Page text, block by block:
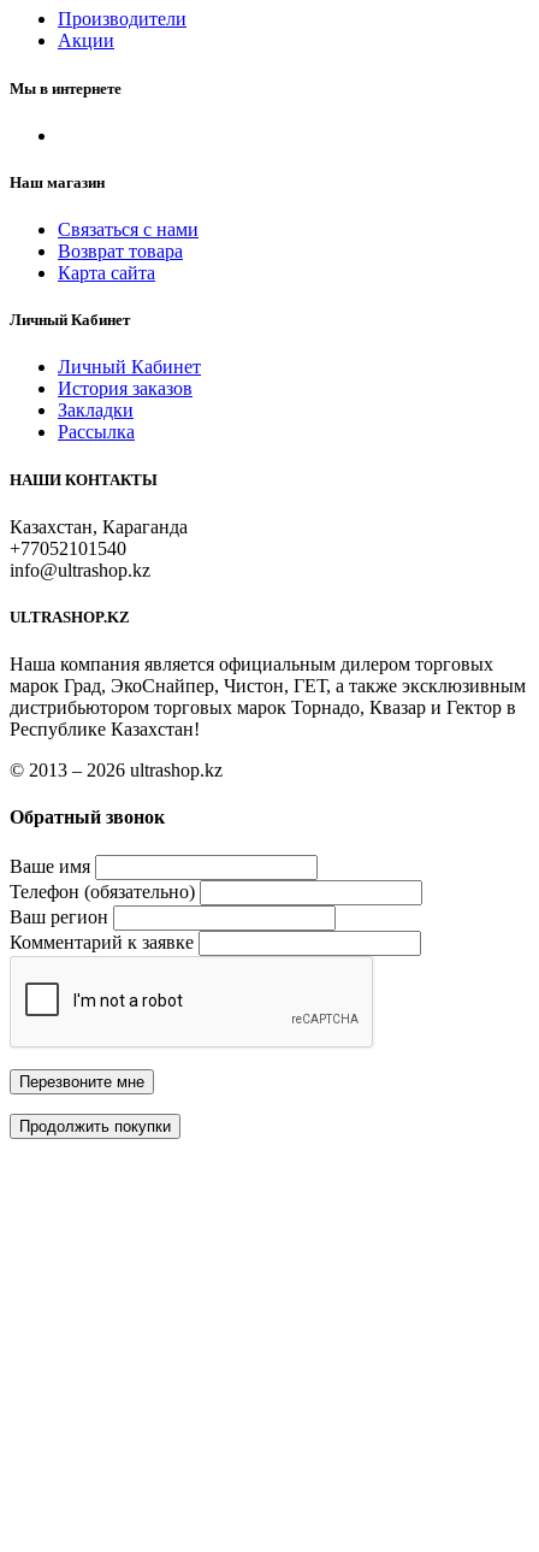
Производители
Акции
Мы в интернете
Наш магазин
Связаться с нами
Возврат товара
Карта сайта
Личный Кабинет
Личный Кабинет
История заказов
Закладки
Рассылка
НАШИ КОНТАКТЫ
Казахстан, Караганда
+77052101540
info@ultrashop.kz
ULTRASHOP.KZ
Наша компания является официальным дилером торговых
марок Град, ЭкоСнайпер, Чистон, ГЕТ, а также эксклюзивным
дистрибьютором торговых марок Торнадо, Квазар и Гектор в
Республике Казахстан!
© 2013 – 2026 ultrashop.kz
Обратный звонок
Ваше имя
Телефон (обязательно)
Ваш регион
Комментарий к заявке
Перезвоните мне
Продолжить покупки